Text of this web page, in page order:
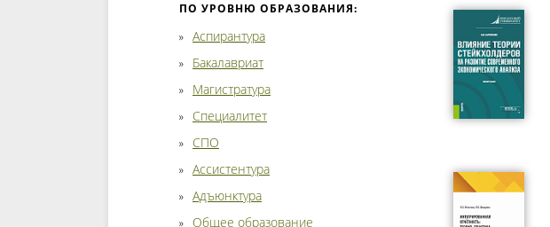
ПО УРОВНЮ ОБРАЗОВАНИЯ:
Аспирантура
Бакалавриат
Магистратура
Специалитет
СПО
Ассистентура
Адъюнктура
Общее образование